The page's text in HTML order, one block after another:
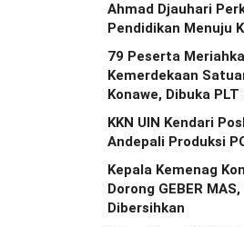
Ahmad Djauhari
Pendidikan Menuju
79 Peserta
Kemerdekaan
Konawe, Dibuka
KKN UIN Kendari
Andepali Produksi
Kepala Kemenag
Dorong GEBER
Dibersihkan